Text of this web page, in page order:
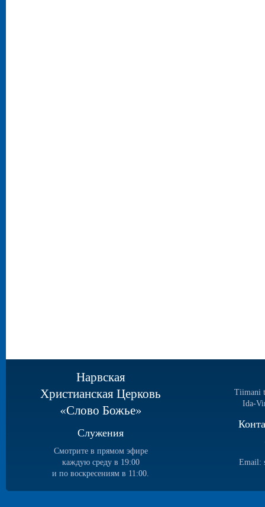
Нарвская
Христианская Церковь
«Слово Божье»
Служения
Смотрите в прямом эфире
каждую среду в 19:00
и по воскресениям в 11:00.
Tiimani
Ida-
Email: